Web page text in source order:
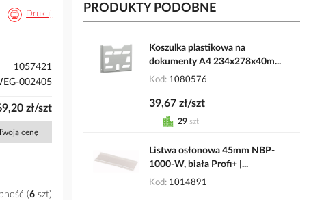
Drukuj
1057421
002405
zł/szt
cenę
6 szt
PRODUKTY PODOBNE
Koszulka plastikowa na
dokumenty A4 234x278x40m...
Kod 1080576
39,67 zł/szt
29 szt
Listwa osłonowa 45mm NBP-
1000-W, biała Profi+ |...
Kod 1014891